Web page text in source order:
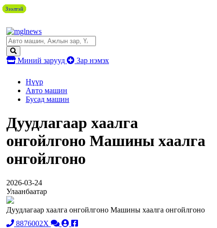
Миний зарууд Зар нэмэх
Нүүр
Авто машин
Бусад машин
Дуудлагаар хаалга
онгойлгоно Машины хаалга
онгойлгоно
2026-03-24
Улаанбаатар
Дуудлагаар хаалга онгойлгоно Машины хаалга онгойлгоно
8876002X
Зээлтэй
Зээлтэй
Зээлтэй
Зээлтэй
Зээлтэй